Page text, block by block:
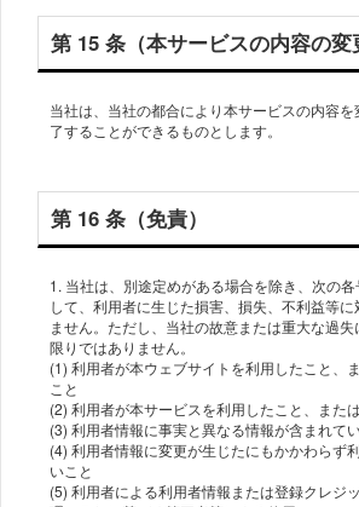
第 15 条（本サービスの内容の変
当社は、当社の都合により本サービスの内容
第 16 条（免責）
1. 当社は、別途定めがある場合を除き、次の
して、利⽤者に⽣じた損害、損失、不利益等
ません。ただし、当社の故意または重⼤な過
限りではありません。
(1) 利⽤者が本ウェブサイトを利⽤したこと、
こと
(2) 利⽤者が本サービスを利⽤したこと、また
(3) 利⽤者情報に事実と異なる情報が含まれて
(4) 利⽤者情報に変更が⽣じたにもかかわらず
いこと
(5) 利⽤者による利⽤者情報または登録クレジ